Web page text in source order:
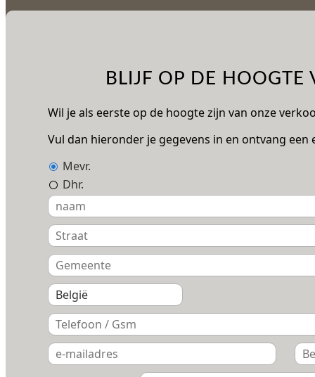
BLIJF OP DE
Wil je als eerste op de hoogte zijn van onze
Vul dan hieronder je gegevens in en ontvang een
Mevr.
Dhr.